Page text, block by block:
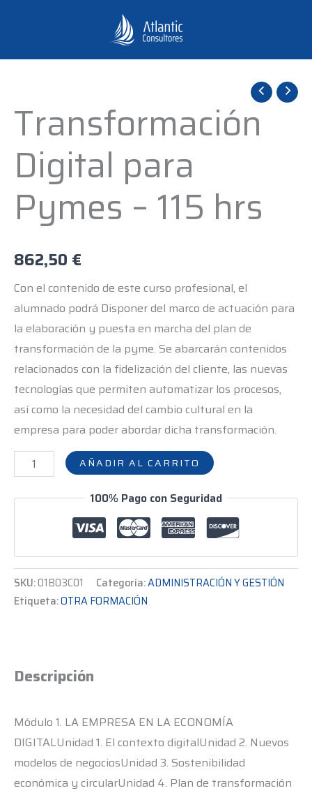
Transformación
Digital para
Pymes – 115 hrs
862,50 €
Con el contenido de este curso profesional, el
alumnado podrá Disponer del marco de actuación para
la elaboración y puesta en marcha del plan de
transformación de la pyme. Se abarcarán contenidos
relacionados con la fidelización del cliente, las nuevas
tecnologías que permiten automatizar los procesos,
así como la necesidad del cambio cultural en la
empresa para poder abordar dicha transformación.
Digital
para
Pymes
115
hrs
AÑADIR AL CARRITO
100% Pago con Seguridad
SKU:01B03C01 Categoría:ADMINISTRACIÓN Y GESTIÓN
Etiqueta:OTRA FORMACIÓN
Descripción
Módulo 1. LA EMPRESA EN LA ECONOMÍA
DIGITALUnidad 1. El contexto digitalUnidad 2. Nuevos
modelos de negociosUnidad 3. Sostenibilidad
económica y circularUnidad 4. Plan de transformación